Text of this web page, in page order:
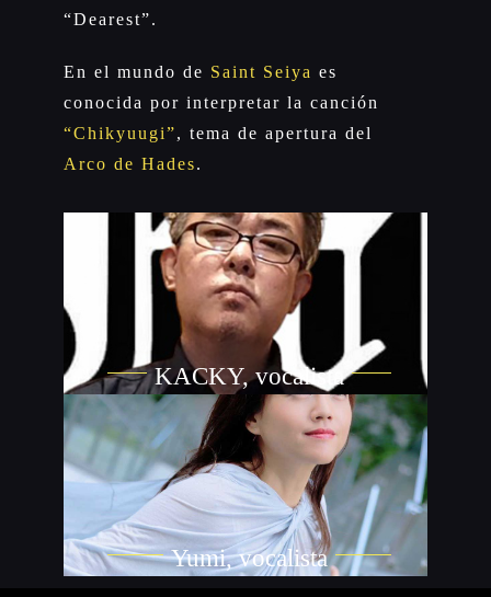
“Dearest”.
En el mundo de Saint Seiyaes
conocida por interpretar la canción
“Chikyuugi”, tema de apertura del
Arco de Hades.
KACKY, vocalista
Yumi, vocalista